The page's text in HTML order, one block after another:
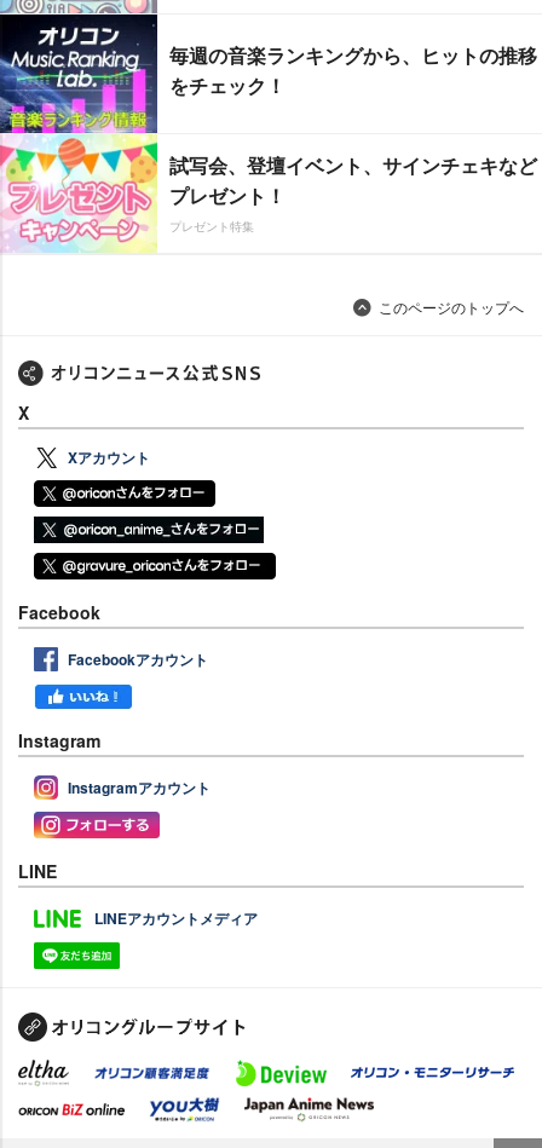
毎週の音楽ランキングから、ヒットの推移
をチェック！
試写会、登壇イベント、サインチェキなど
プレゼント！
プレゼント特集
このページのトップへ
X
Xアカウント
Facebook
Facebookアカウント
Instagram
Instagramアカウント
LINE
LINEアカウントメディア